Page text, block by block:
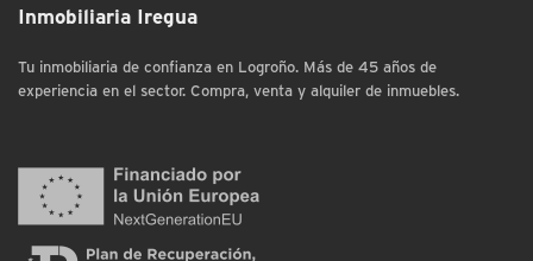
Inmobiliaria Iregua
Tu inmobiliaria de confianza en Logroño. Más de 45 años de
experiencia en el sector. Compra, venta y alquiler de inmuebles.